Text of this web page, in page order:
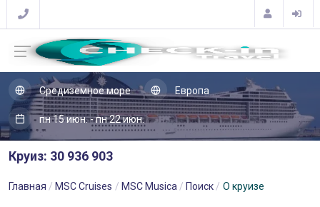
Средиземное море Европа
пн 15 июн. - пн 22 июн.
Круиз: 30 936 903
Главная MSC Cruises MSC Musica Поиск О круизе